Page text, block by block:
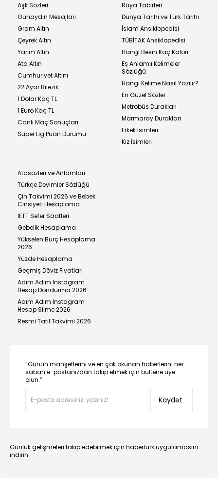
Aşk Sözleri
Günaydın Mesajları
Gram Altın
Çeyrek Altın
Yarım Altın
Ata Altın
Cumhuriyet Altını
22 Ayar Bilezik
1 Dolar Kaç TL
1 Euro Kaç TL
Canlı Maç Sonuçları
Süper Lig Puan Durumu
Rüya Tabirleri
Dünya Tarihi ve Türk Tarihi
İslam Ansiklopedisi
TÜBİTAK Ansiklopedisi
Hangi Besin Kaç Kalori
Eş Anlamlı Kelimeler
Sözlüğü
Hangi Kelime Nasıl Yazılır?
En Güzel Sözler
Metrobüs Durakları
Marmaray Durakları
Erkek İsimleri
Kız İsimleri
Atasözleri ve Anlamları
Türkçe Deyimler Sözlüğü
Çin Takvimi 2026 ve Bebek
Cinsiyeti Hesaplama
İETT Sefer Saatleri
Gebelik Hesaplama
Yükselen Burç Hesaplama
2026
Yüzde Hesaplama
Geçmiş Döviz Fiyatları
Adım Adım Instagram
Hesap Dondurma 2026
Adım Adım Instagram
Hesap Silme 2026
Resmi Tatil Takvimi 2026
“Günün manşetlerini ve en çok okunan haberlerini her
sabah e-postanızdan takip etmek için bültene üye
olun.”
Kaydet
Günlük gelişmeleri takip edebilmek için habertürk uygulamasını
indirin